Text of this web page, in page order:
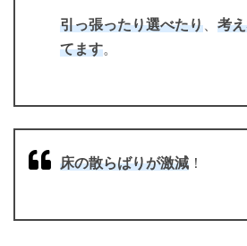
引っ張ったり選べたり
考
てます。
床の散らばりが激減 ！